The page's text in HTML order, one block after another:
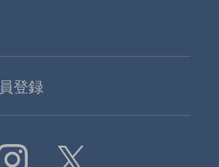
登録
Instagram